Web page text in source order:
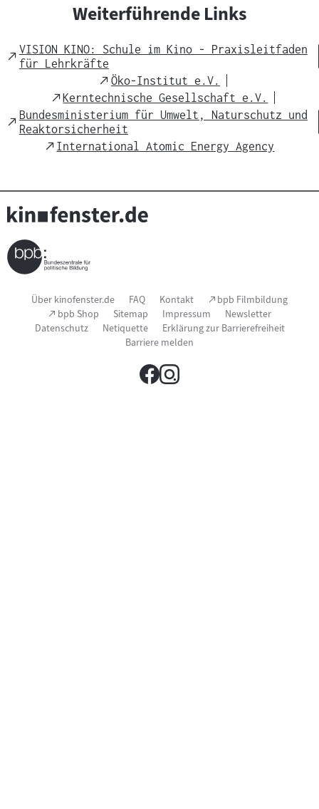
Weiterführende Links
External
Link
VISION KINO: Schule im Kino - Praxisleitfaden
für Lehrkräfte
External
Link
Öko-Institut e.V.
External
Link
Kerntechnische Gesellschaft e.V.
External
Link
Bundesministerium für Umwelt, Naturschutz und
Reaktorsicherheit
External
International Atomic Energy Agency
Seitenfußnavigation
Über kinofenster.de FAQ Kontakt (Link
öffnet
im
neuen
bpb Filmbildung
(Link
öffnet
im
bpb Shop Sitemap Impressum
Newsletter
Datenschutz
Netiquette
Erklärung zur Barrierefreiheit
Barriere melden